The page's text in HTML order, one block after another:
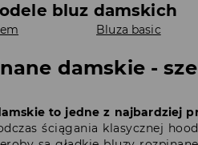
bluz damskich
Bluza basic
damskie -
to jedne z najbardziej
ściągania klasycznej